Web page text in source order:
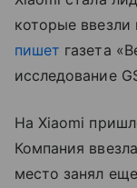
которые
пишет газета
исследование
На Xiaomi
Компания
место занял